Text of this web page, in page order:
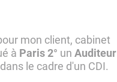
mon client, cabinet
à Paris 2° un Auditeur
le cadre d'un CDI.